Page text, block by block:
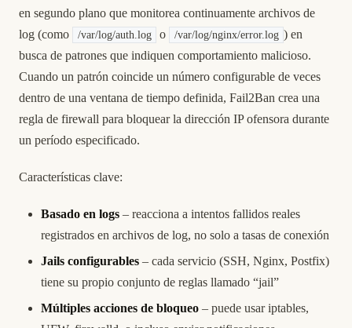
en segundo plano que monitorea continuamente archivos de
log (como
/var/log/auth.log o /var/log/nginx/error.log ) en
busca de patrones que indiquen comportamiento malicioso.
Cuando un patrón coincide un número configurable de veces
dentro de una ventana de tiempo definida, Fail2Ban crea una
regla de firewall para bloquear la dirección IP ofensora durante
un período especificado.
Características clave:
Basado en logs – reacciona a intentos fallidos reales
registrados en archivos de log, no solo a tasas de conexión
Jails configurables – cada servicio (SSH, Nginx, Postfix)
tiene su propio conjunto de reglas llamado “jail”
Múltiples acciones de bloqueo – puede usar iptables,